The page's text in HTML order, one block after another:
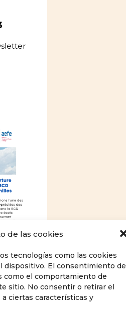
de las cookies
tecnologías como las cookies
dispositivo. El consentimiento de
como el comportamiento de
sitio. No consentir o retirar el
ciertas características y